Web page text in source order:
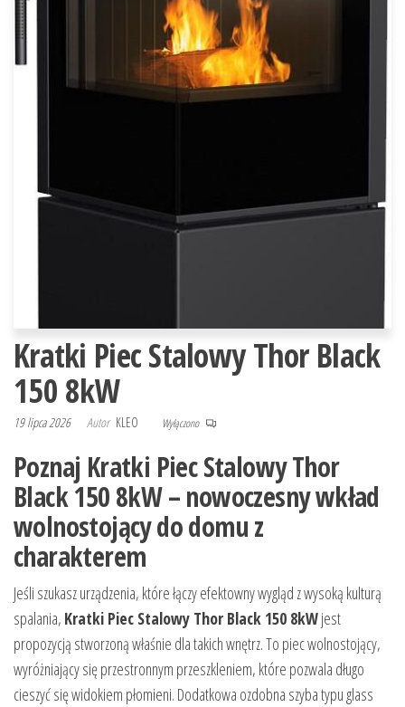
Kratki Piec Stalowy Thor Black
150 8kW
19 lipca 2026 Autor KLEO Wyłączono
Poznaj Kratki Piec Stalowy Thor
Black 150 8kW – nowoczesny wkład
wolnostojący do domu z
charakterem
Jeśli szukasz urządzenia, które łączy efektowny wygląd z wysoką kulturą
spalania, Kratki Piec Stalowy Thor Black 150 8kWjest
propozycją stworzoną właśnie dla takich wnętrz. To piec wolnostojący,
wyróżniający się przestronnym przeszkleniem, które pozwala długo
cieszyć się widokiem płomieni. Dodatkowa ozdobna szyba typu glass